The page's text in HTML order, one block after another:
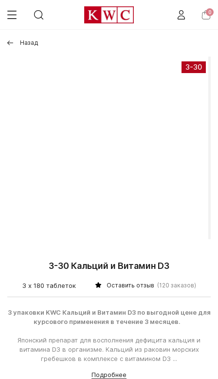
0
Назад
3-30
3-30 Кальций и Витамин D3
3 х 180 таблеток Оставить отзыв (120 заказов)
3 упаковки KWC Кальций и Витамин D3 по выгодной цене для
курсового применения в течение 3 месяцев.
Японский препарат для восполнения дефицита кальция и
витамина D3 в организме. Кальций из раковин морских
гребешков в комплексе с витамином D3 ...
Подробнее